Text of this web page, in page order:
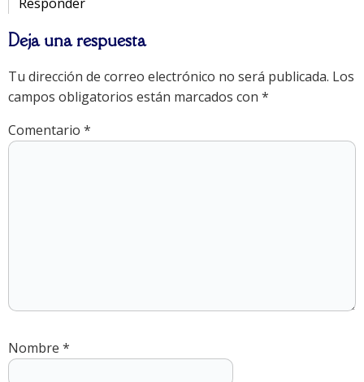
Deja una respuesta
Tu dirección de correo electrónico no será publicada. Los
campos obligatorios están marcados con *
Comentario *
Nombre *